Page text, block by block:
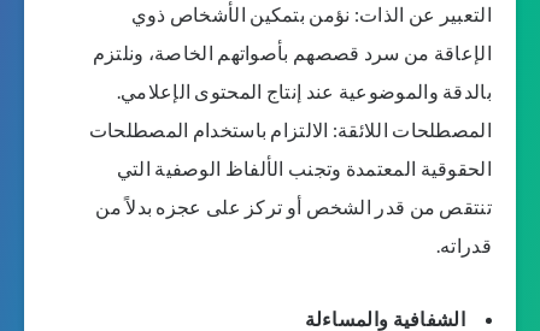
التعبير عن الذات: نؤمن بتمكين الأشخاص ذوي
الإعاقة من سرد قصصهم بأصواتهم الخاصة، ونلتزم
بالدقة والموضوعية عند إنتاج المحتوى الإعلامي.
المصطلحات اللائقة: الالتزام باستخدام المصطلحات
الحقوقية المعتمدة وتجنب الألفاظ الوصفية التي
تنتقص من قدر الشخص أو تركز على عجزه بدلاً من
قدراته.
الشفافية والمساءلة